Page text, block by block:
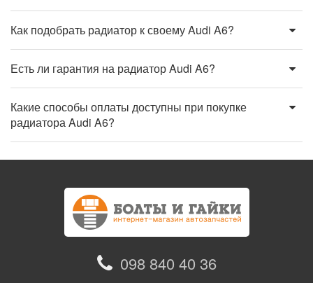
Как подобрать радиатор к своему Audi A6?
Есть ли гарантия на радиатор Audi A6?
Какие способы оплаты доступны при покупке
радиатора Audi A6?
098 840 40 36